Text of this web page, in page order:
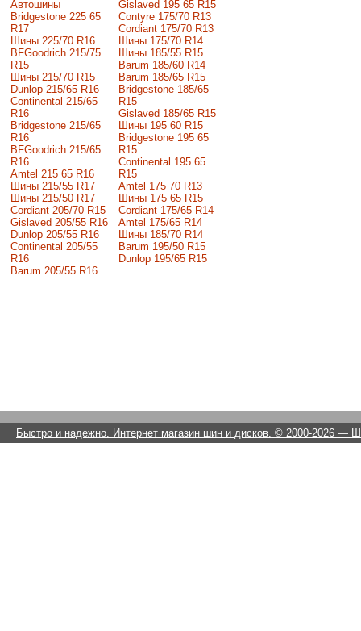
Автошины
Bridgestone 225 65
R17
Шины 225/70 R16
BFGoodrich 215/75
R15
Шины 215/70 R15
Dunlop 215/65 R16
Continental 215/65
R16
Bridgestone 215/65
R16
BFGoodrich 215/65
R16
Amtel 215 65 R16
Шины 215/55 R17
Шины 215/50 R17
Сordiant 205/70 R15
Gislaved 205/55 R16
Dunlop 205/55 R16
Continental 205/55
R16
Barum 205/55 R16
Gislaved 195 65 R15
Contyre 175/70 R13
Cordiant 175/70 R13
Шины 175/70 R14
Шины 185/55 R15
Barum 185/60 R14
Barum 185/65 R15
Bridgestone 185/65
R15
Gislaved 185/65 R15
Шины 195 60 R15
Bridgestone 195 65
R15
Continental 195 65
R15
Amtel 175 70 R13
Шины 175 65 R15
Cordiant 175/65 R14
Amtel 175/65 R14
Шины 185/70 R14
Barum 195/50 R15
Dunlop 195/65 R15
Быстро и надежно. Интернет магазин шин и дисков. © 2000-2026 —